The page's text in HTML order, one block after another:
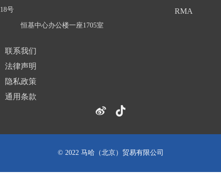
18号
恒基中心办公楼一座1705室
RMA
联系我们
法律声明
隐私政策
通用条款
© 2022 马哈（北京）贸易有限公司